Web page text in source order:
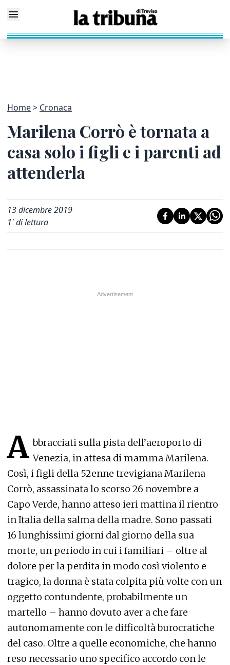
Home Cronaca
Marilena Corrò è tornata a
casa solo i figli e i parenti ad
attenderla
13 dicembre 2019
1' di lettura
A bbracciati sulla pista dell’aeroporto di
Venezia, in attesa di mamma Marilena.
Così, i figli della 52enne trevigiana Marilena
Corrò, assassinata lo scorso 26 novembre a
Capo Verde, hanno atteso ieri mattina il rientro
in Italia della salma della madre. Sono passati
16 lunghissimi giorni dal giorno della sua
morte, un periodo in cui i familiari – oltre al
dolore per la perdita in modo così violento e
tragico, la donna è stata colpita più volte con un
oggetto contundente, probabilmente un
martello – hanno dovuto aver a che fare
autonomamente con le difficoltà burocratiche
del caso. Oltre a quelle economiche, che hanno
reso necessario uno specifico accordo con le